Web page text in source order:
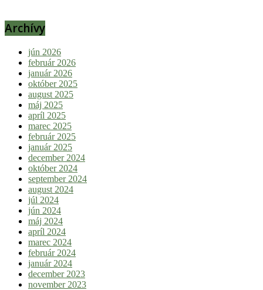
Archívy
jún 2026
február 2026
január 2026
október 2025
august 2025
máj 2025
apríl 2025
marec 2025
február 2025
január 2025
december 2024
október 2024
september 2024
august 2024
júl 2024
jún 2024
máj 2024
apríl 2024
marec 2024
február 2024
január 2024
december 2023
november 2023